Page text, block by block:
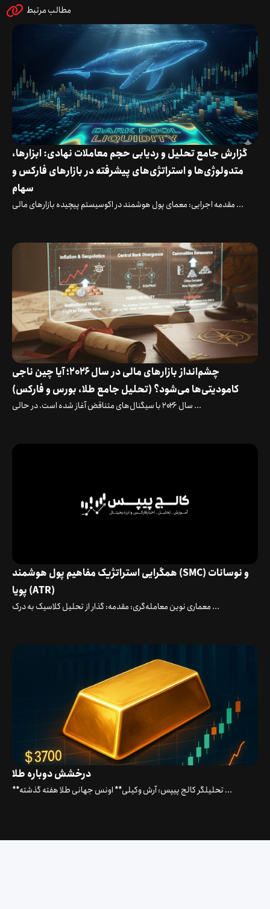
مطالب مرتبط
گزارش جامع تحلیل و ردیابی حجم معاملات نهادی: ابزارها،
متدولوژی‌ها و استراتژی‌های پیشرفته در بازارهای فارکس و
سهام
مقدمه اجرایی: معمای پول هوشمند در اکوسیستم پیچیده بازارهای مالی ...
چشم‌انداز بازارهای مالی در سال ۲۰۲۶؛ آیا چین ناجی
کامودیتی‌ها می‌شود؟ (تحلیل جامع طلا، بورس و فارکس)
سال ۲۰۲۶ با سیگنال‌های متناقض آغاز شده است. در حالی ...
همگرایی استراتژیک مفاهیم پول هوشمند (SMC) و نوسانات
پویا (ATR)
معماری نوین معامله‌گری: مقدمه: گذار از تحلیل کلاسیک به درک ...
درخشش دوباره طلا
**تحلیلگر کالج پیپس: آرش وکیلی** اونس جهانی طلا هفته گذشته ...